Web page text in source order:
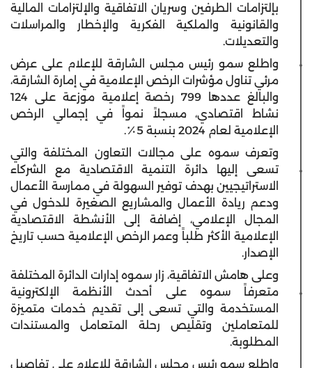
بإلتزامات الطرفين وسريان الاتفاقية والإلتزامات المالية
والقانونية والملكية الفكرية والإخطار والمراسلات
والتعديلات.
واطلع سمو رئيس مجلس الشارقة للإعلام على عرض
مرئي تناول مؤشرات الرخص الإعلامية في إمارة الشارقة،
والبالغ عددها 799 رخصة إعلامية موزعة على 124
نشاط اقتصادي، مسجلاً نمواً في إجمالي الرخص
الإعلامية لعام 2024 بنسبة 5٪.
وتعرف سموه على مجالات التعاون المختلفة والتي
تسعى إليها دائرة التنمية الاقتصادية مع الشركاء
الاستراتيجيين بهدف توفير السهولة في ممارسة الأعمال
ودعم ريادة الأعمال والمشاريع الصغيرة للدخول في
المجال الإعلامي، إضافة إلى الأنشطة الاقتصادية
الإعلامية الأكثر طلباً وعمر الرخص الإعلامية حسب تاريخ
الإصدار.
وعلى هامش الاتفاقية، زار سموه إدارات الدائرة المختلفة
متعرفاً سموه على أحدث الأنظمة الإلكترونية
المستخدمة والتي تسعى إلى تقديم خدمات متميزة
للمتعاملين وتقليص رحلة المتعامل والمستندات
المطلوبة.
واطلع سمو رئيس مجلس الشارقة للإعلام على تفاصيل